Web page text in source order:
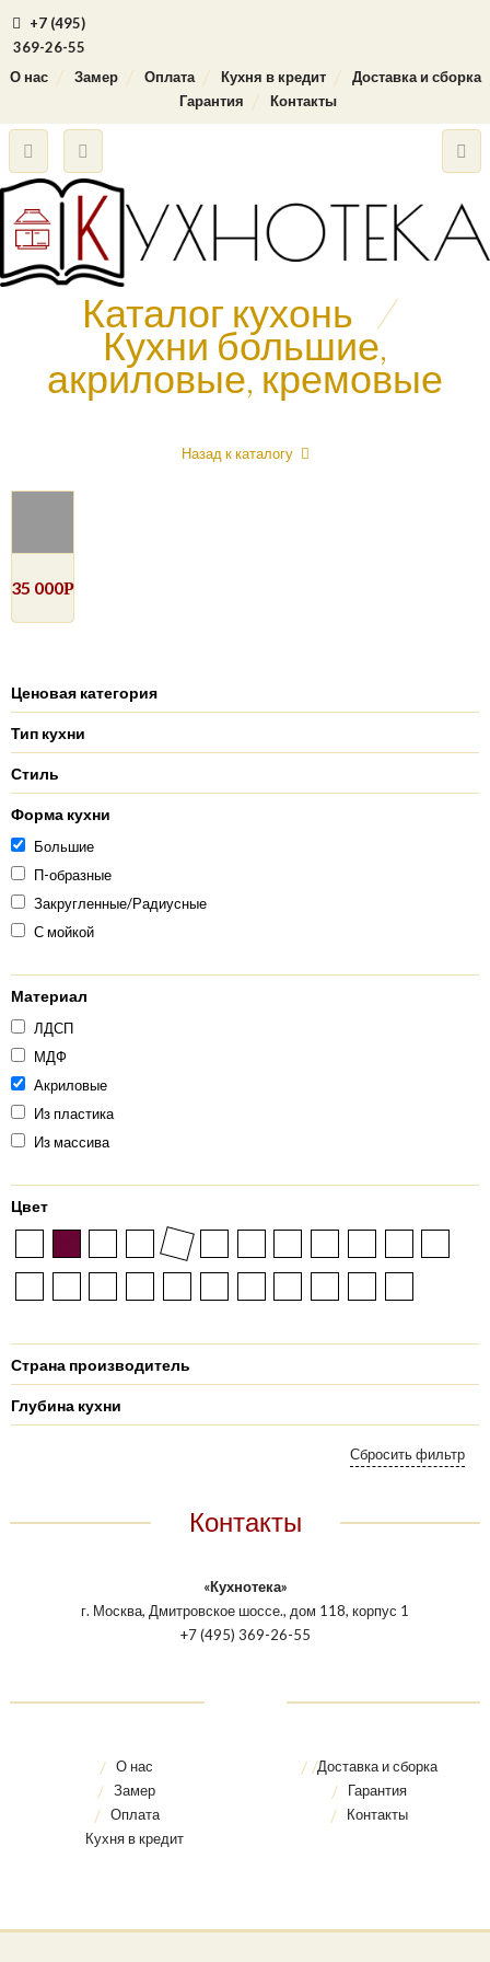
+7 (495)
369-26-55
О нас
Замер Оплата Кухня в кредит
Доставка и сборка
Гарантия
Контакты
Каталог кухонь /
Кухни большие,
акриловые, кремовые
Назад к каталогу
35 000Р
Ценовая категория
Тип кухни
Стиль
Форма кухни
Большие
П-образные
Закругленные/Радиусные
С мойкой
Материал
ЛДСП
МДФ
Акриловые
Из пластика
Из массива
Цвет
Страна производитель
Глубина кухни
Контакты
«Кухнотека»
г. Москва, Дмитровское шоссе., дом 118, корпус 1
+7 (495) 369-26-55
О нас
Замер
Оплата
Кухня в кредит
Доставка и сборка
Гарантия
Контакты